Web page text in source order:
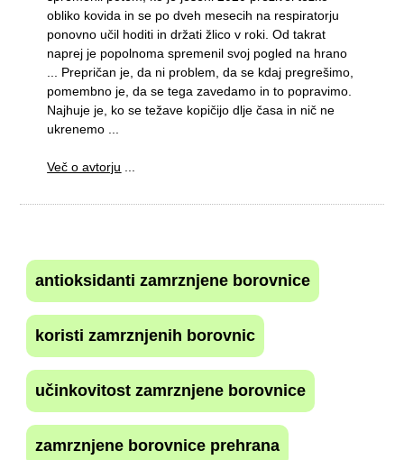
obliko kovida in se po dveh mesecih na respiratorju
ponovno učil hoditi in držati žlico v roki. Od takrat
naprej je popolnoma spremenil svoj pogled na hrano
... Prepričan je, da ni problem, da se kdaj pregrešimo,
pomembno je, da se tega zavedamo in to popravimo.
Najhuje je, ko se težave kopičijo dlje časa in nič ne
ukrenemo ...
Več o avtorju ...
antioksidanti zamrznjene borovnice
koristi zamrznjenih borovnic
učinkovitost zamrznjene borovnice
zamrznjene borovnice prehrana